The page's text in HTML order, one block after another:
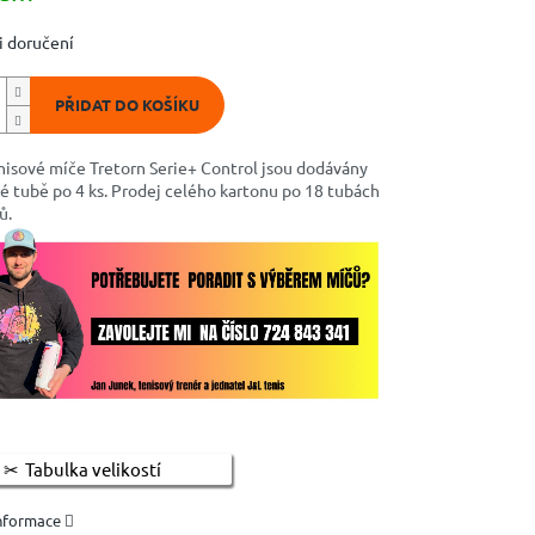
doručení
PŘIDAT DO KOŠÍKU
míče Tretorn Serie+ Control jsou dodávány
tubě po 4 ks. Prodej celého kartonu po 18 tubách
Tabulka velikostí